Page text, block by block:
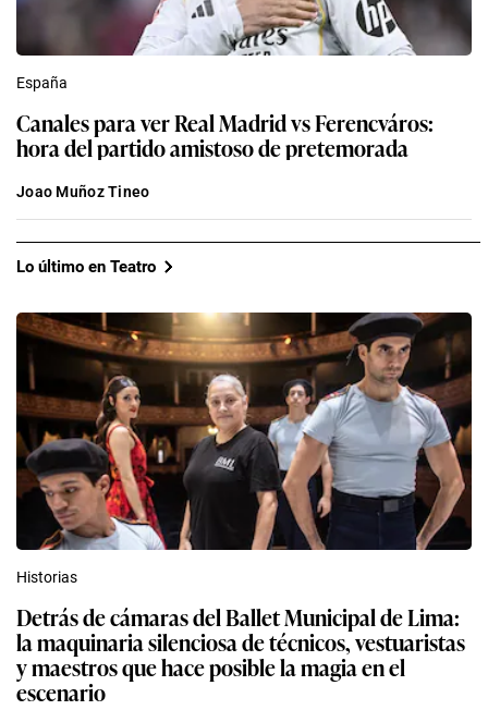
España
Canales para ver Real Madrid vs Ferencváros:
hora del partido amistoso de pretemorada
Joao Muñoz Tineo
Lo último en Teatro
Historias
Detrás de cámaras del Ballet Municipal de Lima:
la maquinaria silenciosa de técnicos, vestuaristas
y maestros que hace posible la magia en el
escenario